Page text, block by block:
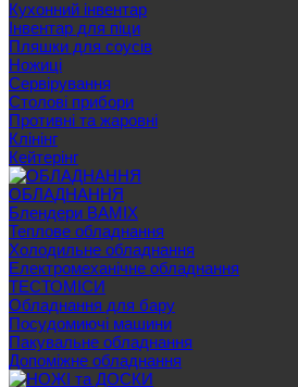
Кухонний інвентар
Інвентар для піци
Пляшки для соусів
Ножиці
Сервірування
Cтолові прибори
Противні та жаровні
Клінінг
Кейтерінг
ОБЛАДНАННЯ
Блендери BAMIX
Теплове обладнання
Холодильне обладнання
Електромеханічне обладнання
ТЕСТОМІСИ
Обладнання для бару
Посудомиючі машини
Пакувальне обладнання
Допоміжне обладнання